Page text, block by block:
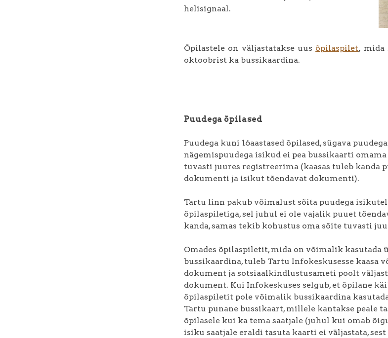
helisignaal.
Õpilastele on väljastatakse uus õpilaspilet, mida
oktoobrist ka bussikaardina.
Puudega õpilased
Puudega kuni 16aastased õpilased, sügava
nägemispuudega isikud ei pea bussikaarti
tuvasti juures registreerima (kaasas tuleb kanda
dokumenti ja isikut tõendavat dokumenti).
Tartu linn pakub võimalust sõita puudega
õpilaspiletiga, sel juhul ei ole vajalik puuet
kanda, samas tekib kohustus oma sõite tuvasti
Omades õpilaspiletit, mida on võimalik kasutada
bussikaardina, tuleb Tartu Infokeskusesse kaasa
dokument ja sotsiaalkindlustusameti poolt
dokument. Kui Infokeskuses selgub, et õpilane
õpilaspiletit pole võimalik bussikaardina
Tartu punane bussikaart, millele kantakse peale
õpilasele kui ka tema saatjale (juhul kui omab
isiku saatjale eraldi tasuta kaarti ei väljastata,